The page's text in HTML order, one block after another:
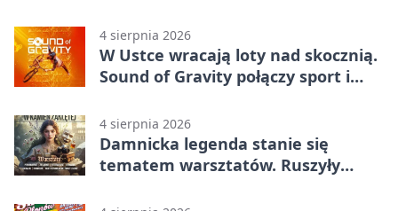
4 sierpnia 2026
W Ustce wracają loty nad skocznią.
Sound of Gravity połączy sport i
4 sierpnia 2026
Damnicka legenda stanie się
tematem warsztatów. Ruszyły